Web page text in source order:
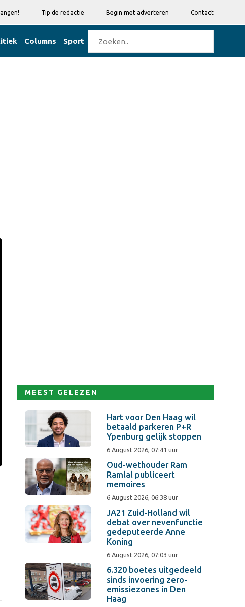
Tip de redactie Begin met adverteren Contact
Columns Sport
MEEST GELEZEN
Hart voor Den Haag wil
betaald parkeren P+R
Ypenburg gelijk stoppen
6 August 2026, 07:41 uur
Oud-wethouder Ram
Ramlal publiceert
memoires
6 August 2026, 06:38 uur
JA21 Zuid-Holland wil
debat over nevenfunctie
gedeputeerde Anne
Koning
6 August 2026, 07:03 uur
6.320 boetes uitgedeeld
sinds invoering zero-
emissiezones in Den
Haag